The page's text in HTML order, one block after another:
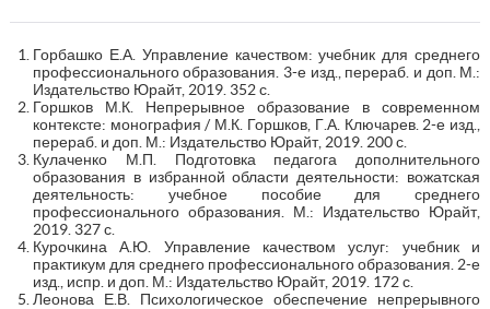
Горбашко Е.А. Управление качеством: учебник для среднего
профессионального образования. 3-е изд., перераб. и доп. М.:
Издательство Юрайт, 2019. 352 с.
Горшков М.К. Непрерывное образование в современном
контексте: монография / М.К. Горшков, Г.А. Ключарев. 2-е изд.,
перераб. и доп. М.: Издательство Юрайт, 2019. 200 с.
Кулаченко М.П. Подготовка педагога дополнительного
образования в избранной области деятельности: вожатская
деятельность: учебное пособие для среднего
профессионального образования. М.: Издательство Юрайт,
2019. 327 с.
Курочкина А.Ю. Управление качеством услуг: учебник и
практикум для среднего профессионального образования. 2-е
изд., испр. и доп. М.: Издательство Юрайт, 2019. 172 с.
Леонова Е.В. Психологическое обеспечение непрерывного